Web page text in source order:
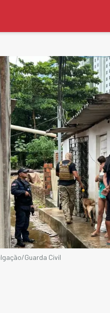
Guarda Civil